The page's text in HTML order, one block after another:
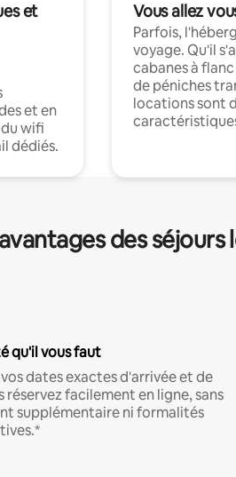
et
et en
wifi
dédiés.
Vous allez
Parfois,
voyage. Qu'il
cabanes à
de péniches
locations sont
des séjours
qu'il vous faut
dates exactes d'arrivée et de
réservez facilement en ligne, sans
supplémentaire ni formalités